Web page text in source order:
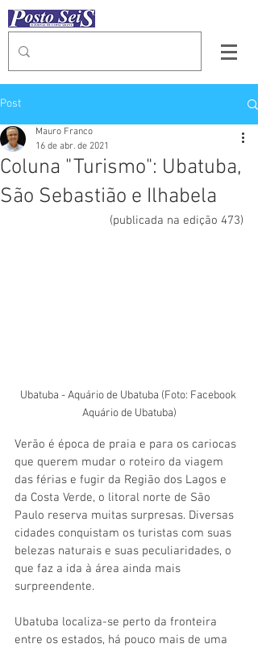
Post
Coluna "Turismo": Ubatuba,
São Sebastião e Ilhabela
Mauro Franco
16 de abr. de 2021
(publicada na edição 473)
Ubatuba - Aquário de Ubatuba (Foto: Facebook
Aquário de Ubatuba)
Verão é época de praia e para os cariocas
que querem mudar o roteiro da viagem
das férias e fugir da Região dos Lagos e
da Costa Verde, o litoral norte de São
Paulo reserva muitas surpresas. Diversas
cidades conquistam os turistas com suas
belezas naturais e suas peculiaridades, o
que faz a ida à área ainda mais
surpreendente.
Ubatuba localiza-se perto da fronteira
entre os estados, há pouco mais de uma